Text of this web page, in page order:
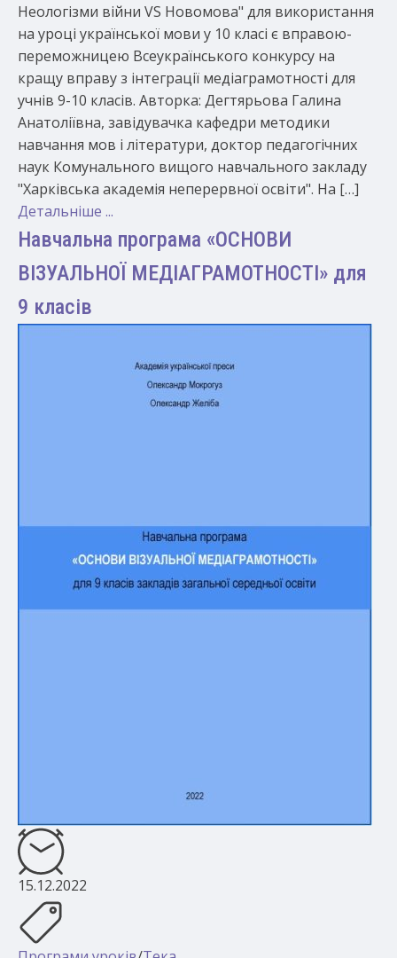
Неологізми війни VS Новомова" для використання
на уроці української мови у 10 класі є вправою-
переможницею Всеукраїнського конкурсу на
кращу вправу з інтеграції медіаграмотності для
учнів 9-10 класів. Авторка: Дегтярьова Галина
Анатоліївна, завідувачка кафедри методики
навчання мов і літератури, доктор педагогічних
наук Комунального вищого навчального закладу
"Харківська академія неперервної освіти". На […]
Детальніше ...
Навчальна програма «ОСНОВИ
ВІЗУАЛЬНОЇ МЕДІАГРАМОТНОСТІ» для
9 класів
15.12.2022